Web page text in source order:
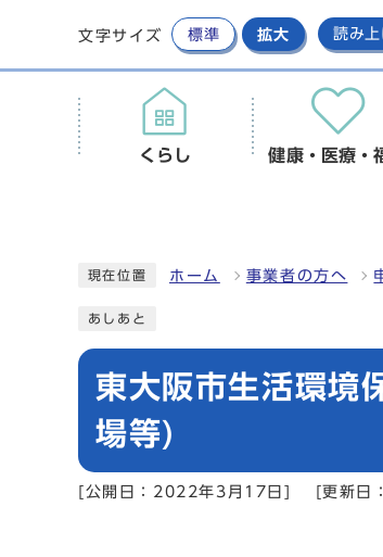
文字サイズ 標準 拡大 読み上
くらし 健康・医療・
現在位置 ホーム 事業者の方へ
あしあと
東大阪市生活環境
場等)
[公開日：2022年3月17日] [更新